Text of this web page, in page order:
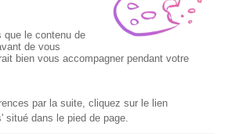
ouvert du lundi au vendredi de 9h à 18h